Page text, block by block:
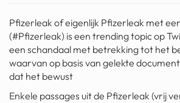
ark van noach
pokemon kaarten
fomo
Pfizerleak of eigenlijk Pfizerleak met
(#Pfizerleak) is een trending topic op
een schandaal met betrekking tot het
waarvan op basis van gelekte
dat het bewust
Enkele passages uit de Pfizerleak (vrij